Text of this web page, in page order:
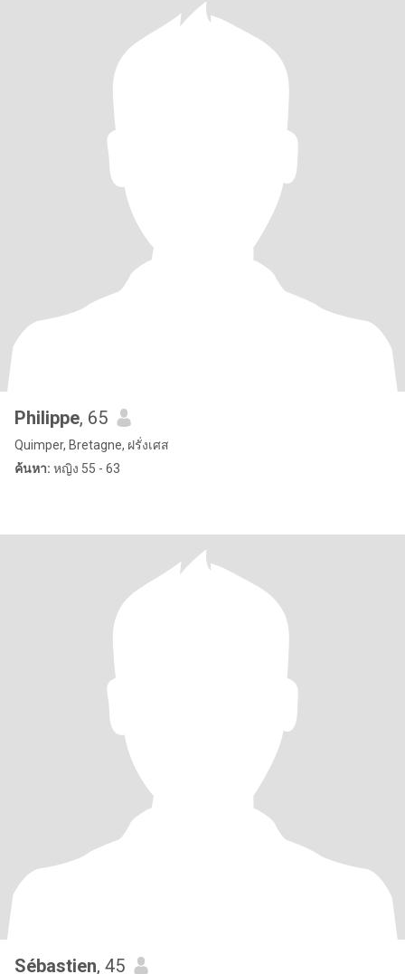
Philippe, 65
Quimper, Bretagne, ฝรั่งเศส
ค้นหา: หญิง 55 - 63
Sébastien, 45